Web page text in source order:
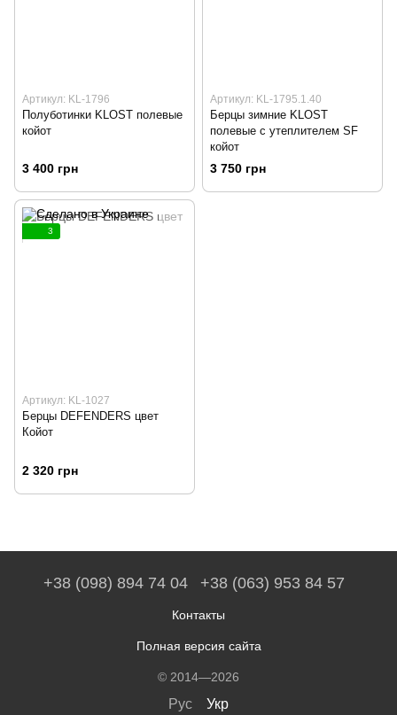
Артикул: KL-1796
Полуботинки KLOST полевые
койот
3 400 грн
Артикул: KL-1795.1.40
Берцы зимние KLOST
полевые с утеплителем SF
койот
3 750 грн
3
Артикул: KL-1027
Берцы DEFENDERS цвет
Койот
2 320 грн
+38 (098) 894 74 04 +38 (063) 953 84 57
Контакты
Полная версия сайта
© 2014—2026
Рус Укр